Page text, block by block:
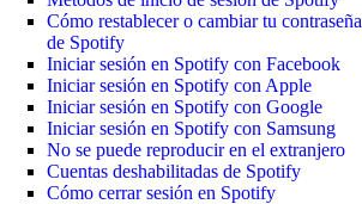
Cómo restablecer o cambiar tu contraseña
de Spotify
Iniciar sesión en Spotify con Facebook
Iniciar sesión en Spotify con Apple
Iniciar sesión en Spotify con Google
Iniciar sesión en Spotify con Samsung
No se puede reproducir en el extranjero
Cuentas deshabilitadas de Spotify
Cómo cerrar sesión en Spotify